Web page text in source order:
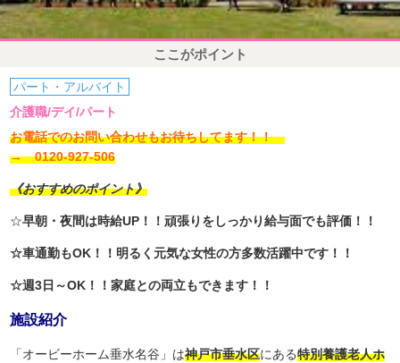
ここがポイント
パート・アルバイト
介護職/デイ/パート
お電話でのお問い合わせもお待ちしてます！！
→ 0120-927-506
《おすすめのポイント》
☆早朝・夜間は時給UP！！頑張りをしっかり給与面でも評価！！
☆車通勤もOK！！明るく元気な女性の方多数活躍中です！！
☆週3日～OK！！家庭との両立もできます！！
施設紹介
「オービーホーム垂水名谷」は神戸市垂水区にある特別養護老人ホ